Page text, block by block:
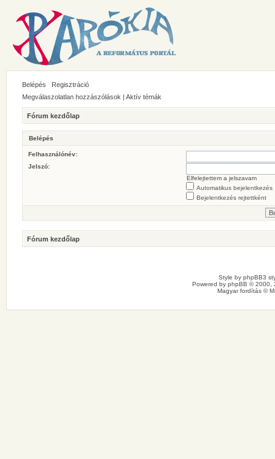
Belépés
Regisztráció
Megválaszolatlan hozzászólások | Aktív témák
Fórum kezdőlap
Belépés
Felhasználónév:
Jelszó:
Elfelejtettem a jelszavam
Automatikus bejelentkezés
Bejelentkezés rejtettként
Fórum kezdőlap
Style by phpBB3
Powered by phpBB © 2000,
Magyar fordítás ©